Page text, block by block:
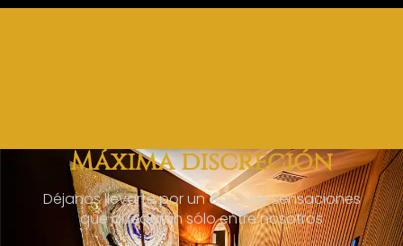
Máxima discreción
Déjanos llevarte por un oasis de sensaciones
que quedarán sólo entre nosotros